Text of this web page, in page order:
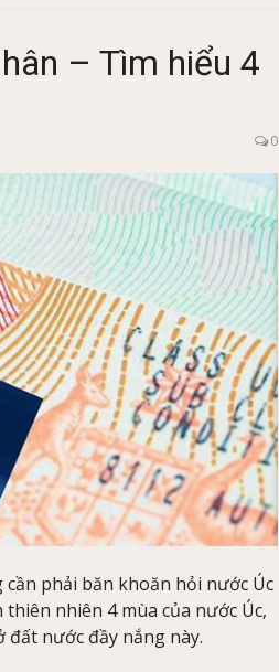
– Tìm hiểu 4
0
phải băn khoăn hỏi nước Úc
nhiên 4 mùa của nước Úc,
đất nước đầy nắng này.